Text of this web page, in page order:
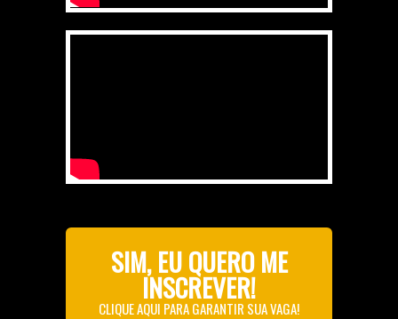
SIM, EU QUERO ME
INSCREVER!
CLIQUE AQUI PARA GARANTIR SUA VAGA!